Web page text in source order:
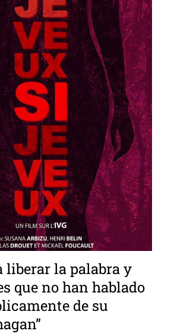
liberar la palabra y
que no han hablado
de su